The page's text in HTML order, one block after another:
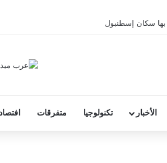
ميونخ
الأخبار تكنولوجيا متفرقات